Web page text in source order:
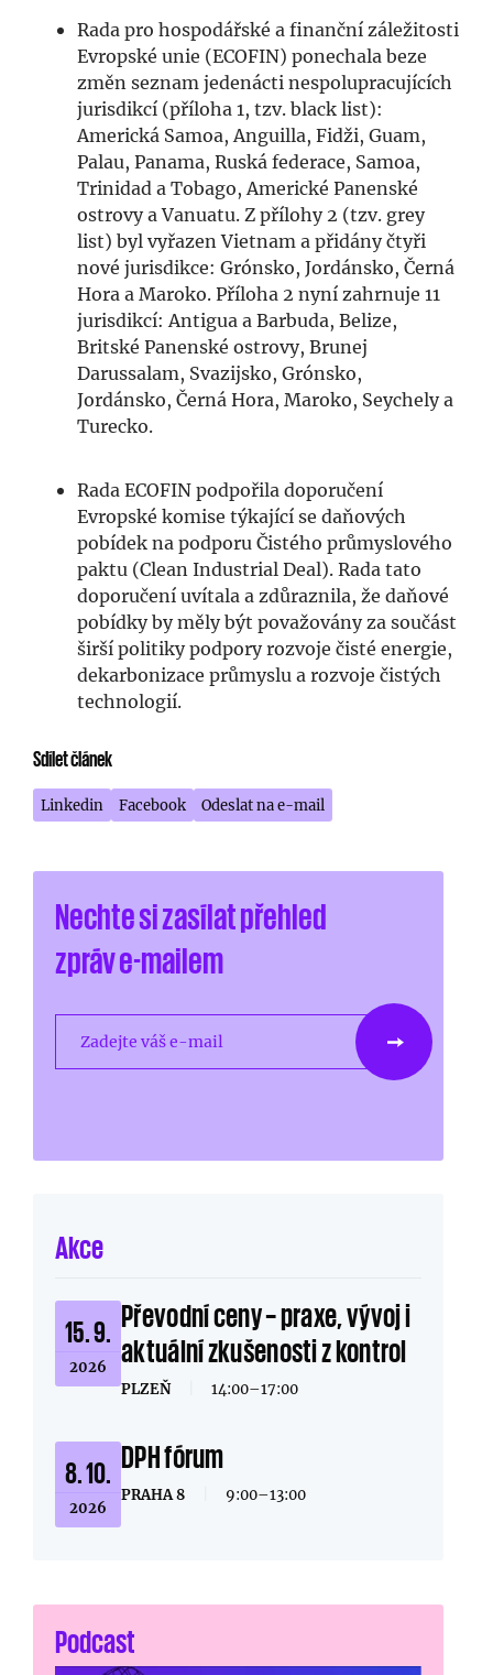
Rada pro hospodářské a finanční záležitosti
Evropské unie (ECOFIN) ponechala beze
změn seznam jedenácti nespolupracujících
jurisdikcí (příloha 1, tzv. black list):
Americká Samoa, Anguilla, Fidži, Guam,
Palau, Panama, Ruská federace, Samoa,
Trinidad a Tobago, Americké Panenské
ostrovy a Vanuatu. Z přílohy 2 (tzv. grey
list) byl vyřazen Vietnam a přidány čtyři
nové jurisdikce: Grónsko, Jordánsko, Černá
Hora a Maroko. Příloha 2 nyní zahrnuje 11
jurisdikcí: Antigua a Barbuda, Belize,
Britské Panenské ostrovy, Brunej
Darussalam, Svazijsko, Grónsko,
Jordánsko, Černá Hora, Maroko, Seychely a
Turecko.
Rada ECOFIN podpořila doporučení
Evropské komise týkající se daňových
pobídek na podporu Čistého průmyslového
paktu (Clean Industrial Deal). Rada tato
doporučení uvítala a zdůraznila, že daňové
pobídky by měly být považovány za součást
širší politiky podpory rozvoje čisté energie,
dekarbonizace průmyslu a rozvoje čistých
technologií.
Sdílet článek
Linkedin Facebook Odeslat na e-mail
Nechte si zasílat přehled
zpráv e-mailem
Zadejte váš e-mail
Akce
15. 9.
2026
Převodní ceny – praxe, vývoj i
aktuální zkušenosti z kontrol
PLZEŇ 14:00–17:00
8. 10.
2026
DPH fórum
PRAHA 8 9:00–13:00
Podcast